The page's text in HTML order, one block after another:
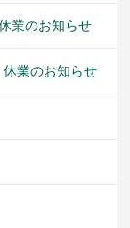
業のお知らせ
業のお知らせ